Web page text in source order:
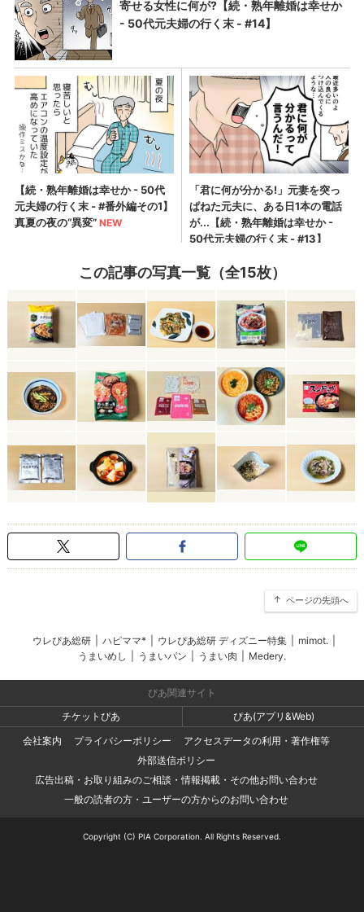
この記事の写真一覧（全15枚）
ページの先頭へ
ウレぴあ総研 ハピママ* ウレぴあ総研 ディズニー特集 mimot.
うまいめし
うまいパン うまい肉 Medery.
ぴあ関連サイト
チケットぴあ
ぴあ(アプリ&Web)
会社案内
プライバシーポリシー
アクセスデータの利用・著作権等
外部送信ポリシー
広告出稿・お取り組みのご相談・情報掲載・その他お問い合わせ
一般の読者の方・ユーザーの方からのお問い合わせ
Copyright (C) PIA Corporation. All Rights Reserved.